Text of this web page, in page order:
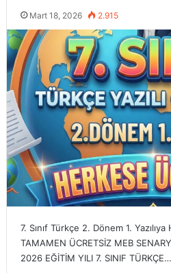
Mart 18, 2026 2.915
7. Sınıf Türkçe 2. Dönem 1. Yazılıya
TAMAMEN ÜCRETSİZ MEB
2026 EĞİTİM YILI 7. SINIF TÜRKÇE…